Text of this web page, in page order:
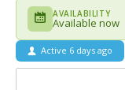
AVAILABILITY
Available now
Active 6 days ago